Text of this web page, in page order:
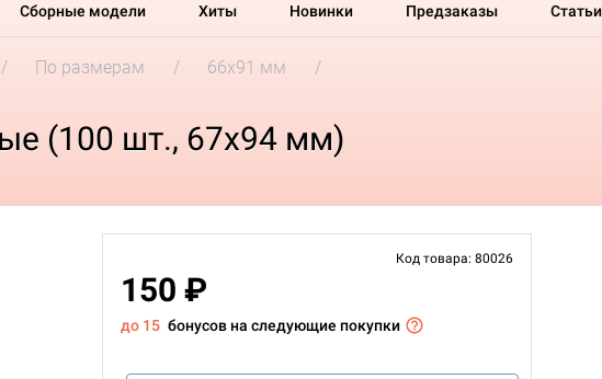
Сборные модели Хиты Новинки Предзаказы Статьи
По размерам
66x91 мм
(100 шт., 67x94 мм)
Код товара: 80026
150 ₽
до 15 бонусов на следующие покупки